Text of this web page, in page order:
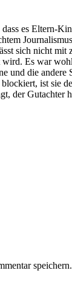
es Eltern-
sich nicht
Es war
die
ist sie
der
speichern.